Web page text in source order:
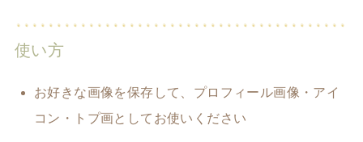
使い方
お好きな画像を保存して、プロフィール画像・アイ
コン・トプ画としてお使いください